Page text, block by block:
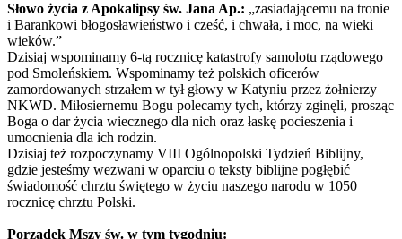
Słowo życia z Apokalipsy św. Jana Ap.: „zasiadającemu na tronie
i Barankowi błogosławieństwo i cześć, i chwała, i moc, na wieki
wieków.”
Dzisiaj wspominamy 6-tą rocznicę katastrofy samolotu rządowego
pod Smoleńskiem. Wspominamy też polskich oficerów
zamordowanych strzałem w tył głowy w Katyniu przez żołnierzy
NKWD. Miłosiernemu Bogu polecamy tych, którzy zginęli, prosząc
Boga o dar życia wiecznego dla nich oraz łaskę pocieszenia i
umocnienia dla ich rodzin.
Dzisiaj też rozpoczynamy VIII Ogólnopolski Tydzień Biblijny,
gdzie jesteśmy wezwani w oparciu o teksty biblijne pogłębić
świadomość chrztu świętego w życiu naszego narodu w 1050
rocznicę chrztu Polski.
Porządek Mszy św. w tym tygodniu: